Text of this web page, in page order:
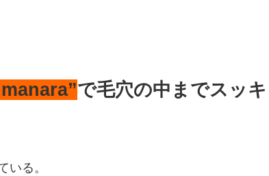
で毛穴の中までスッキ
いる。